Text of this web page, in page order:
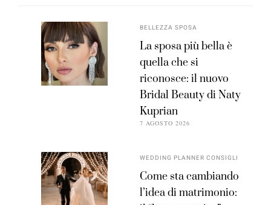
BELLEZZA SPOSA
La sposa più bella è
quella che si
riconosce: il nuovo
Bridal Beauty di Naty
Kuprian
7 AGOSTO 2026
WEDDING PLANNER CONSIGLI
Come sta cambiando
l’idea di matrimonio: